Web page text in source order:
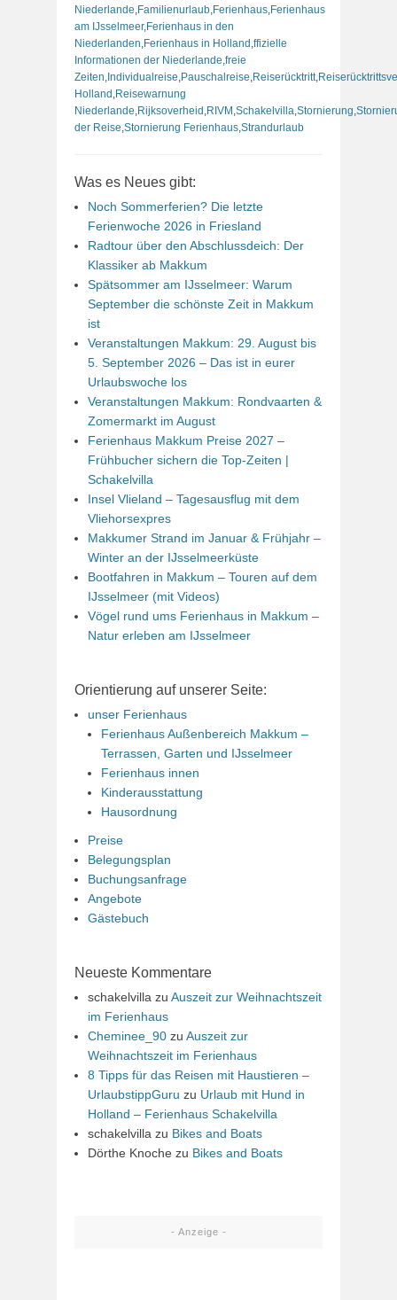
Niederlande Familienurlaub Ferienhaus Ferienhaus
am IJsselmeer, Ferienhaus in den
Niederlanden Ferienhaus in Holland ffizielle
Informationen der Niederlande freie
Zeiten Individualreise Pauschalreise Reiserücktritt,
Holland Reisewarnung
Niederlande Rijksoverheid RIVM Schakelvilla Stornierung
der Reise Stornierung Ferienhaus Strandurlaub
Was es Neues gibt:
Noch Sommerferien? Die letzte
Ferienwoche 2026 in Friesland
Radtour über den Abschlussdeich: Der
Klassiker ab Makkum
Spätsommer am IJsselmeer: Warum
September die schönste Zeit in Makkum
ist
Veranstaltungen Makkum: 29. August bis
5. September 2026 – Das ist in eurer
Urlaubswoche los
Veranstaltungen Makkum: Rondvaarten &
Zomermarkt im August
Ferienhaus Makkum Preise 2027 –
Frühbucher sichern die Top-Zeiten |
Schakelvilla
Insel Vlieland – Tagesausflug mit dem
Vliehorsexpres
Makkumer Strand im Januar & Frühjahr –
Winter an der IJsselmeerküste
Bootfahren in Makkum – Touren auf dem
IJsselmeer (mit Videos)
Vögel rund ums Ferienhaus in Makkum –
Natur erleben am IJsselmeer
Orientierung auf unserer Seite:
unser Ferienhaus
Ferienhaus Außenbereich Makkum –
Terrassen, Garten und IJsselmeer
Ferienhaus innen
Kinderausstattung
Hausordnung
Preise
Belegungsplan
Buchungsanfrage
Angebote
Gästebuch
Neueste Kommentare
schakelvilla zu Auszeit zur Weihnachtszeit
im Ferienhaus
Cheminee_90 zu Auszeit zur
Weihnachtszeit im Ferienhaus
8 Tipps für das Reisen mit Haustieren –
UrlaubstippGuru zu Urlaub mit Hund in
Holland – Ferienhaus Schakelvilla
schakelvilla zu Bikes and Boats
Dörthe Knoche zu Bikes and Boats
- Anzeige -